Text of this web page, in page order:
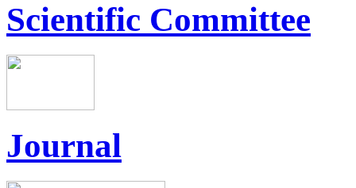
Scientific Committee
Journal